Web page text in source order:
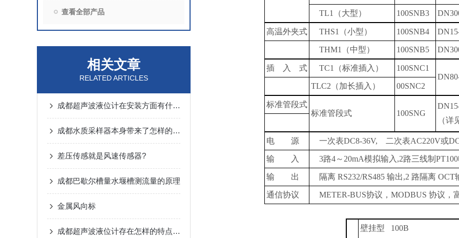
查看全部产品
相关文章
RELATED ARTICLES
成都超声波液位计在安装方面有什么要领？
成都水质采样器本身带来了怎样的特点呢？
差压传感就是风速传感器?
成都巴歇尔槽量水堰槽测流量的原理
金属风向标
成都超声波液位计存在怎样的特点呢？
TL1（大型） 100SNB3
高温外夹式 THS1（小型） 100SNB4 DN15
THM1（中型） 100SNB5
插 入 式 TC1（标准插入 ）
100SNC1
DN80
TLC2（加长插入 ） 00SNC2
标准管段式
标准管段式
100SNG
DN15
（详
电 源 一次表DC8-36V, 二次表AC220V或
输 入 3路4～ 20mA模拟输入 ,2路三线制 PT100
输 出 隔离 RS232/RS485 输出,2 路隔离 OCT
通信协议 METER-BUS协议， MODBUS 协议，
壁挂型
100B